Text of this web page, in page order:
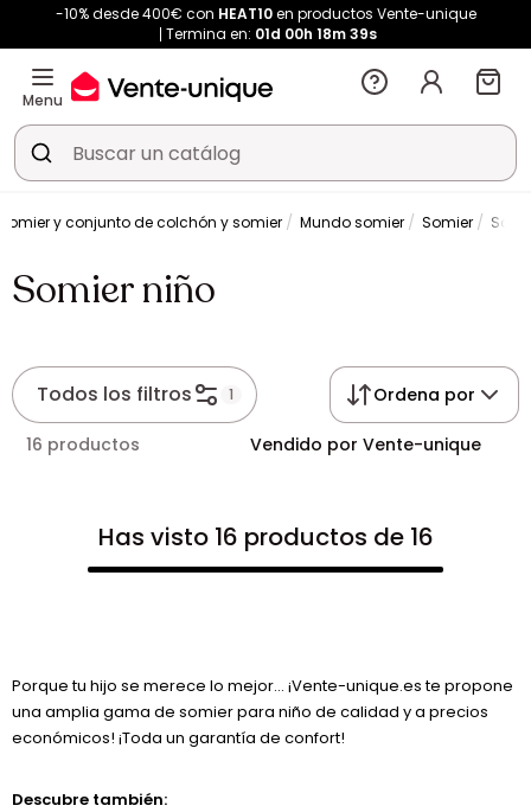
-10% desde 400€ con HEAT10en productos Vente-unique
Termina en: 01d 00h 18m 39s
Menu
Somier y conjunto de colchón y somier Mundo somier Somier
Somier niño
Todos los filtros 1 Ordena por
16 productos Vendido por Vente-unique
Has visto 16 productos de 16
Porque tu hijo se merece lo mejor… ¡Vente-unique.es te propone
una amplia gama de somier para niño de calidad y a precios
económicos! ¡Toda un garantía de confort!
Descubre también: